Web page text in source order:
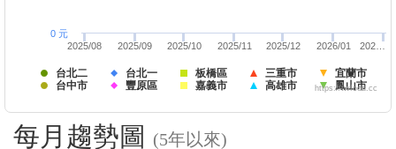
台北二 台北一 板橋區 三重市
宜蘭市
台中市
豐原區 嘉義市 高雄市 鳳山市
2025/08 2025/09 2025/10 2025/11 2025/12 2026/01 202…
0 元
https://twfood.cc
每月趨勢圖 (5年以來)